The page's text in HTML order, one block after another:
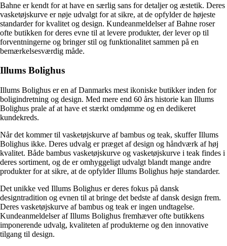
Bahne er kendt for at have en særlig sans for detaljer og æstetik. Deres
vasketøjskurve er nøje udvalgt for at sikre, at de opfylder de højeste
standarder for kvalitet og design. Kundeanmeldelser af Bahne roser
ofte butikken for deres evne til at levere produkter, der lever op til
forventningerne og bringer stil og funktionalitet sammen på en
bemærkelsesværdig måde.
Illums Bolighus
Illums Bolighus er en af Danmarks mest ikoniske butikker inden for
boligindretning og design. Med mere end 60 års historie kan Illums
Bolighus prale af at have et stærkt omdømme og en dedikeret
kundekreds.
Når det kommer til vasketøjskurve af bambus og teak, skuffer Illums
Bolighus ikke. Deres udvalg er præget af design og håndværk af høj
kvalitet. Både bambus vasketøjskurve og vasketøjskurve i teak findes i
deres sortiment, og de er omhyggeligt udvalgt blandt mange andre
produkter for at sikre, at de opfylder Illums Bolighus høje standarder.
Det unikke ved Illums Bolighus er deres fokus på dansk
designtradition og evnen til at bringe det bedste af dansk design frem.
Deres vasketøjskurve af bambus og teak er ingen undtagelse.
Kundeanmeldelser af Illums Bolighus fremhæver ofte butikkens
imponerende udvalg, kvaliteten af produkterne og den innovative
tilgang til design.